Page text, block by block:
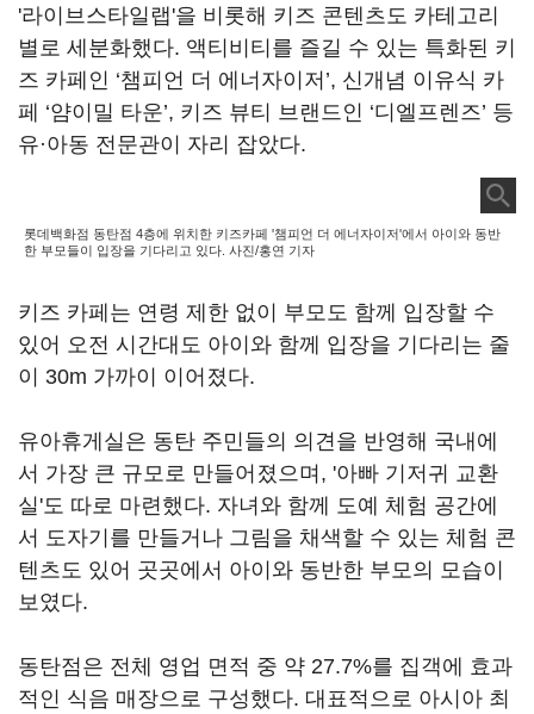
'라이브스타일랩'을 비롯해 키즈 콘텐츠도 카테고리
별로 세분화했다. 액티비티를 즐길 수 있는 특화된 키
즈 카페인 ‘챔피언 더 에너자이저’, 신개념 이유식 카
페 ‘얌이밀 타운’, 키즈 뷰티 브랜드인 ‘디엘프렌즈’ 등
유·아동 전문관이 자리 잡았다.
롯데백화점 동탄점 4층에 위치한 키즈카페 '챔피언 더 에너자이저'에서 아이와 동반
한 부모들이 입장을 기다리고 있다. 사진/홍연 기자
키즈 카페는 연령 제한 없이 부모도 함께 입장할 수
있어 오전 시간대도 아이와 함께 입장을 기다리는 줄
이 30m 가까이 이어졌다.
유아휴게실은 동탄 주민들의 의견을 반영해 국내에
서 가장 큰 규모로 만들어졌으며, '아빠 기저귀 교환
실'도 따로 마련했다. 자녀와 함께 도예 체험 공간에
서 도자기를 만들거나 그림을 채색할 수 있는 체험 콘
텐츠도 있어 곳곳에서 아이와 동반한 부모의 모습이
보였다.
동탄점은 전체 영업 면적 중 약 27.7%를 집객에 효과
적인 식음 매장으로 구성했다. 대표적으로 아시아 최